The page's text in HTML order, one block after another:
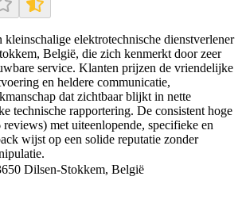
kleinschalige elektrotechnische dienstverlener
België, die zich kenmerkt door zeer
service. Klanten prijzen de vriendelijke
en heldere communicatie,
dat zichtbaar blijkt in nette
technische rapportering. De consistent hoge
met uiteenlopende, specifieke en
wijst op een solide reputatie zonder
Dilsen-Stokkem, België